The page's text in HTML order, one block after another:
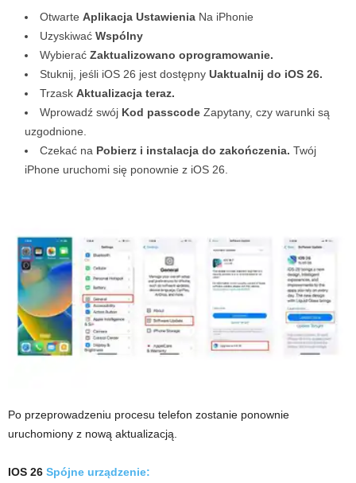
Otwarte Aplikacja Ustawienia Na iPhonie
Uzyskiwać Wspólny
Wybierać Zaktualizowano oprogramowanie.
Stuknij, jeśli iOS 26 jest dostępny Uaktualnij do iOS 26.
Trzask Aktualizacja teraz.
Wprowadź swój Kod passcode Zapytany, czy warunki są
uzgodnione.
Czekać na Pobierz i instalacja do zakończenia. Twój
iPhone uruchomi się ponownie z iOS 26.
Po przeprowadzeniu procesu telefon zostanie ponownie
uruchomiony z nową aktualizacją.
IOS 26 Spójne urządzenie: